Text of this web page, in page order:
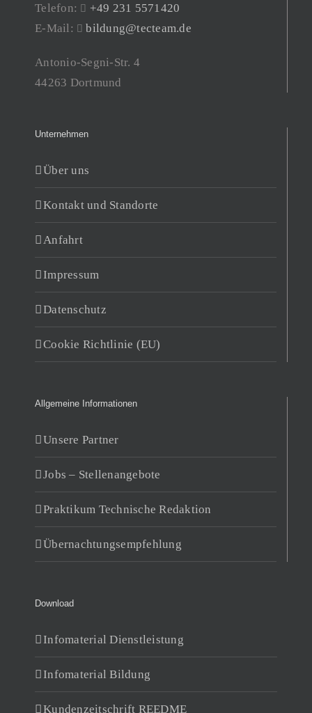
Telefon:
+49 231 5571420
E-Mail:
bildung@tecteam.de
Antonio-Segni-Str. 4
44263 Dortmund
Unternehmen
Über uns
Kontakt und Standorte
Anfahrt
Impressum
Datenschutz
Cookie Richtlinie (EU)
Allgemeine Informationen
Unsere Partner
Jobs – Stellenangebote
Praktikum Technische Redaktion
Übernachtungsempfehlung
Download
Infomaterial Dienstleistung
Infomaterial Bildung
Kundenzeitschrift REEDME